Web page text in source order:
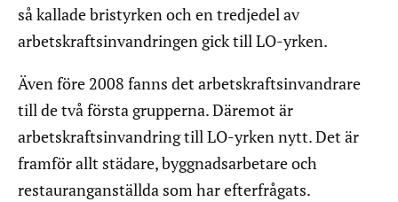
så kallade bristyrken och en tredjedel av
arbetskraftsinvandringen gick till LO-yrken.
Även före 2008 fanns det arbetskraftsinvandrare
till de två första grupperna. Däremot är
arbetskraftsinvandring till LO-yrken nytt. Det är
framför allt städare, byggnadsarbetare och
restauranganställda som har efterfrågats.